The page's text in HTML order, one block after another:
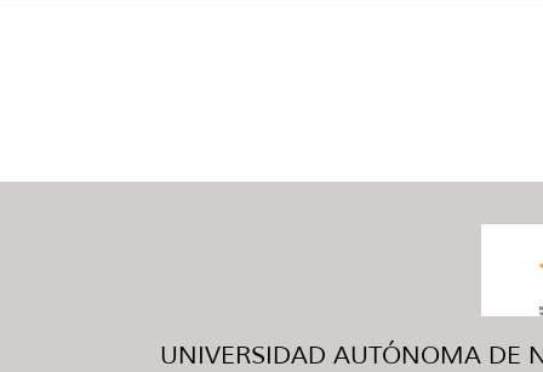
UNIVERSIDAD AUTÓNOMA DE